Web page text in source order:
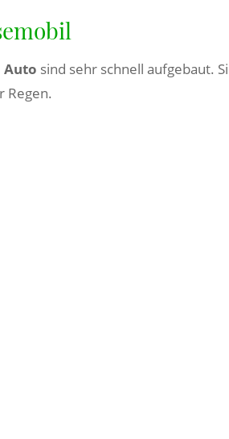
Auto sind sehr schnell aufgebaut.
Regen.